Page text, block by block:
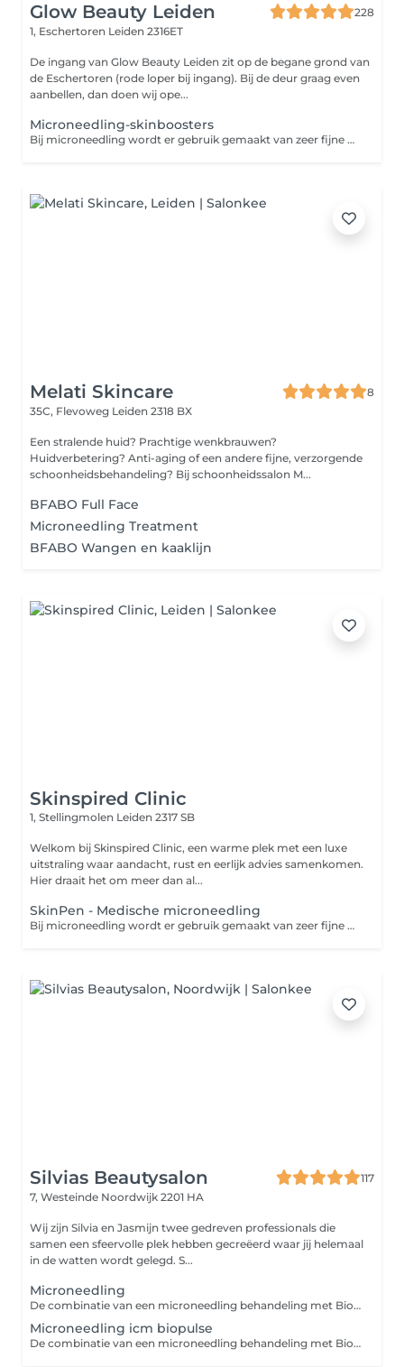
Glow Beauty Leiden
228
1, Eschertoren Leiden 2316ET
De ingang van Glow Beauty Leiden zit op de begane grond van
de Eschertoren (rode loper bij ingang). Bij de deur graag even
aanbellen, dan doen wij ope...
Microneedling-skinboosters
Bij microneedling wordt er gebruik gemaakt van zeer fijne naaldjes die op hoog tempo vibreren in de huid. Zo maken de naaldjes kleine verticale geultjes in de huid waardoor de aanmaak van collageen en elastine wordt gestimuleerd. Dit levert een egalere en stevigere huid op. Ook worden acnelittekens en fijne lijntjes minder zichtbaar. Wij bieden verschillende boosts voor de huid. Geadviseerd wordt om de behandelingen in kuurverband te doen. Ongeveer 2-4x waarbij er steeds een pauze is van 4 weken. In kuurverband kan er een pakketprijs worden afgenomen. Informeer naar de mogelijkheden. Op basis van de huidconditie bekijken we welke ingredienten gebruikt gaan worden. Vit C-boost De vitamine C boost, oftewel de Glow facial is een zeer populaire behandeling omwille van zijn hoge dosering aan vitamine C. De behandeling bij uitstek om de huid te versterken tegen schadelijke invloeden van de zon Deze behandeling zijn twee effectieve methodes gecombineerd in 1 behandeling; microneedling en een hoog gedoseerde vitamine C peeling. Door deze combinatie is de intensiteit hoger. Er wordt een vitamine C peeling aangebracht die dankzij de microneedling nog beter wordt opgenomen door de huid. Beide technieken hebben als doel het vernieuwen van de huid voor een egale huid en het verminderen van fijne lijntjes, zonschade, grove poriën en rimpels. Direct na de behandeling vertoont de huid een zeer mooie Glow. Hyaluronboost Is de huid vermoeid, futloos en vertoont deze fijne lijntjes en droogte? Dan is de hyaluronboost zeer geschikt! De microneedling wordt gecombineerd met een ultrageconcentreerd serum met hyaluronzuur, een mooie werkzame stof die bewezen een boost geeft aan de stevigheid van de huid ( collageenaanmaak ), een mooie glans geeft en de hydratatie bevordert.
Melati Skincare
8
35C, Flevoweg Leiden 2318 BX
Een stralende huid? Prachtige wenkbrauwen?
Huidverbetering? Anti-aging of een andere fijne, verzorgende
schoonheidsbehandeling? Bij schoonheidssalon M...
BFABO Full Face
Microneedling Treatment
BFABO Wangen en kaaklijn
Skinspired Clinic
1, Stellingmolen Leiden 2317 SB
Welkom bij Skinspired Clinic, een warme plek met een luxe
uitstraling waar aandacht, rust en eerlijk advies samenkomen.
Hier draait het om meer dan al...
SkinPen - Medische microneedling
Bij microneedling wordt er gebruik gemaakt van zeer fijne naaldjes die op hoog tempo vibreren in de huid. Zo maken de naaldjes kleine verticale geultjes in de huid waardoor de aanmaak van collageen en elastine wordt gestimuleerd. Dit levert een egalere en stevigere huid op. Ook worden acnelittekens en fijne lijntjes minder zichtbaar. Bij microneedling met een dermaroller wordt er gebruik gemaakt van een roller uitgerust met hele fijne naaldjes. Hiermee wordt de huid als het ware 'beschadigd'. Dit stimuleert de huidvernieuwing, waardoor deze soepeler, egaler en stralender wordt. Het voordeel van een dermapen ten opzichte van een Dermaroller is dat je minder hersteltijd nodig hebt en dat de behandeling prettiger is om te ondergaan.
Silvias Beautysalon
117
7, Westeinde Noordwijk 2201 HA
Wij zijn Silvia en Jasmijn twee gedreven professionals die
samen een sfeervolle plek hebben gecreëerd waar jij helemaal
in de watten wordt gelegd. S...
Microneedling
De combinatie van een microneedling behandeling met Biopulse biedt krachtige voordelen voor je huid: 1. Verbeterde collageenproductie: Microneedling stimuleert de aanmaak van collageen, terwijl Biopulse de huid beter doorbloedt en de cellen diepere herstelprocessen activeert. 2. Diepe hydratatie: Biopulse zorgt ervoor dat actieve werkstoffen, zoals serums, beter in de huid kunnen doordringen, waardoor de huid intensief gehydrateerd wordt. 3. Sneller herstel: De Biopulse behandeling versnelt het herstelproces van de huid na microneedling, waardoor de resultaten sneller zichtbaar zijn. 4. Verbeterde huidtextuur en teint: Deze combinatie vermindert fijne lijntjes, vergroot de stevigheid van de huid en zorgt voor een stralende, egalere teint. Door microneedling te combineren met Biopulse haal je het maximale uit je behandeling voor een gezondere, stralende huid!
Microneedling icm biopulse
De combinatie van een microneedling behandeling met Biopulse biedt krachtige voordelen voor je huid: 1. Verbeterde collageenproductie: Microneedling stimuleert de aanmaak van collageen, terwijl Biopulse de huid beter doorbloedt en de cellen diepere herstelprocessen activeert. 2. Diepe hydratatie: Biopulse zorgt ervoor dat actieve werkstoffen, zoals serums, beter in de huid kunnen doordringen, waardoor de huid intensief gehydrateerd wordt. 3. Sneller herstel: De Biopulse behandeling versnelt het herstelproces van de huid na microneedling, waardoor de resultaten sneller zichtbaar zijn. 4. Verbeterde huidtextuur en teint: Deze combinatie vermindert fijne lijntjes, vergroot de stevigheid van de huid en zorgt voor een stralende, egalere teint. Door microneedling te combineren met Biopulse haal je het maximale uit je behandeling voor een gezondere, stralende huid!